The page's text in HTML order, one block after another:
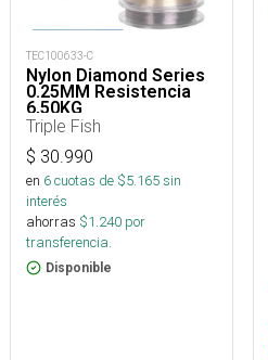
TEC100633-C
Nylon Diamond Series
0.25MM Resistencia
6,50KG
Triple Fish
$ 30.990
en 6cuotas de $5.165sin
interés
ahorras $1.240 por
transferencia.
Disponible